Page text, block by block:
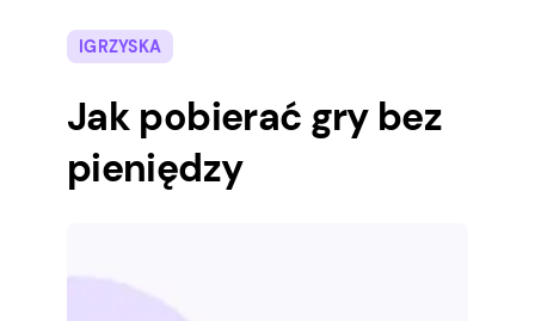
IGRZYSKA
Jak pobierać gry bez
pieniędzy